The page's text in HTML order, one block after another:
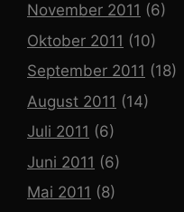
November 2011 (6)
Oktober 2011 (10)
September 2011 (18)
August 2011 (14)
Juli 2011 (6)
Juni 2011 (6)
Mai 2011 (8)